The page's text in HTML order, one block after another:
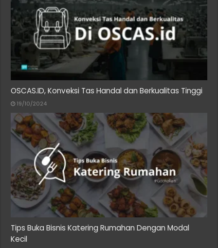
OSCAS.ID, Konveksi Tas Handal dan Berkualitas Tinggi
19/10/2024
Tips Buka Bisnis Katering Rumahan Dengan Modal
Kecil